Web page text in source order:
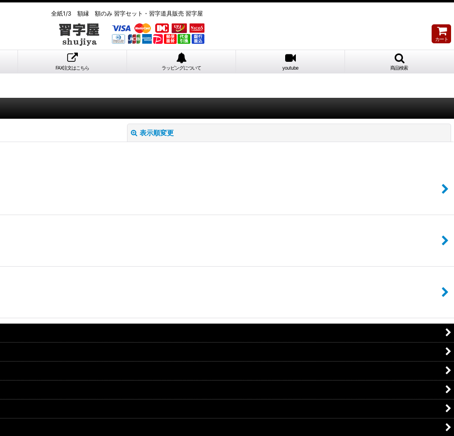
全紙1/3 額縁 額のみ 習字セット・習字道具販売 習字屋
カート
FAX注文はこちら ラッピングについて youtube 商品検索
表示順変更
絞り込む